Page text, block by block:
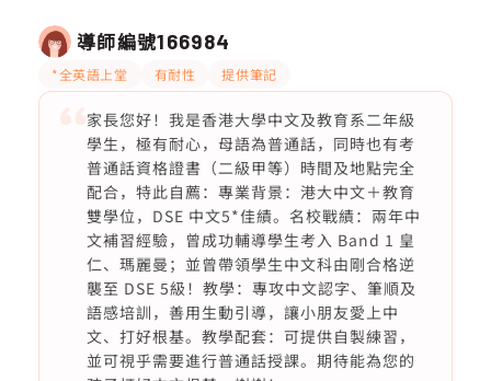
導師編號166984
*全英語上堂 有耐性 提供筆記
家長您好！我是香港大學中文及教育系二年級
學生，極有耐心，母語為普通話，同時也有考
普通話資格證書（二級甲等）時間及地點完全
配合，特此自薦：專業背景：港大中文＋教育
雙學位，DSE 中文5*佳績。名校戰績：兩年中
文補習經驗，曾成功輔導學生考入 Band 1 皇
仁、瑪麗曼；並曾帶領學生中文科由剛合格逆
襲至 DSE 5級！教學：專攻中文認字、筆順及
語感培訓，善用生動引導，讓小朋友愛上中
文、打好根基。教學配套：可提供自製練習，
並可視乎需要進行普通話授課。期待能為您的